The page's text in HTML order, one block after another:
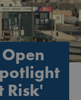
Risk'